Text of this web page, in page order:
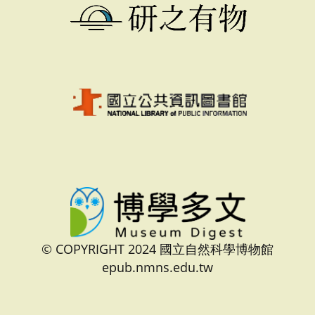
© COPYRIGHT 2024 國立自然科學博物館
epub.nmns.edu.tw